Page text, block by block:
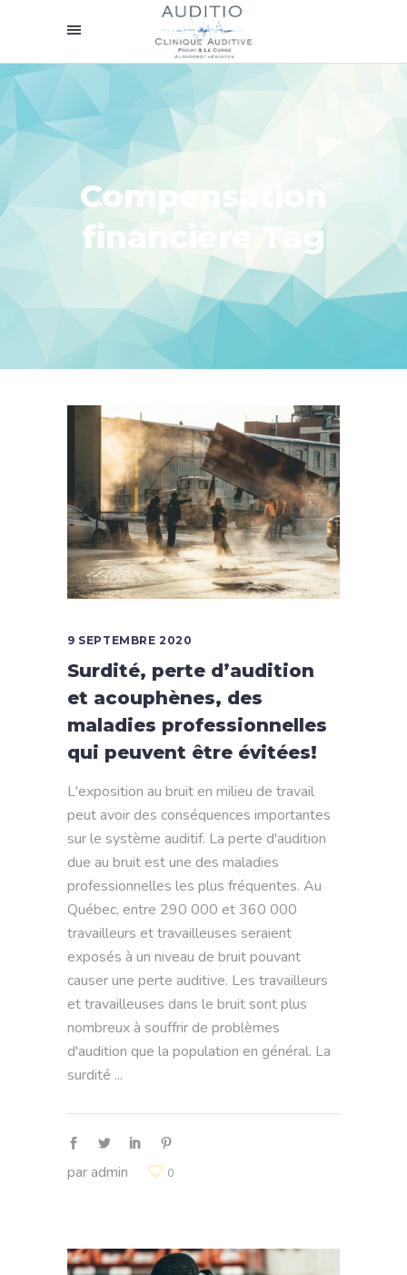
Compensation
financière Tag
9 SEPTEMBRE 2020
Surdité, perte d’audition
et acouphènes, des
maladies professionnelles
qui peuvent être évitées!
L'exposition au bruit en milieu de travail
peut avoir des conséquences importantes
sur le système auditif. La perte d'audition
due au bruit est une des maladies
professionnelles les plus fréquentes. Au
Québec, entre 290 000 et 360 000
travailleurs et travailleuses seraient
exposés à un niveau de bruit pouvant
causer une perte auditive. Les travailleurs
et travailleuses dans le bruit sont plus
nombreux à souffrir de problèmes
d'audition que la population en général. La
surdité
paradmin 0